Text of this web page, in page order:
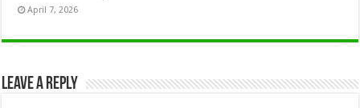
April 7, 2026
Leave a Reply